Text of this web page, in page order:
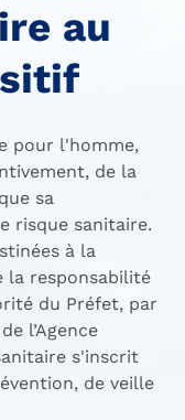
au
pour l'homme,
de la
sa
risque sanitaire.
à la
la responsabilité
du Préfet, par
l’Agence
s'inscrit
de veille